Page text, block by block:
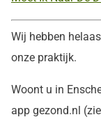
Wij hebben helaas
onze praktijk.
Woont u in
app gezond.nl